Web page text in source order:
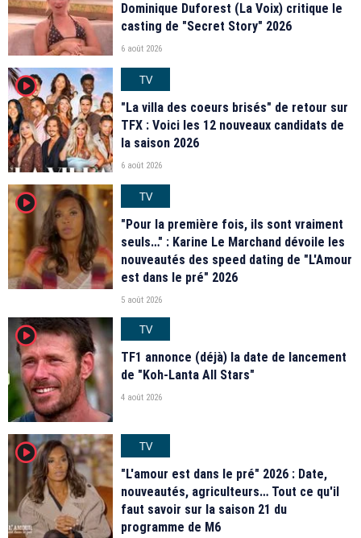
Dominique Duforest (La Voix) critique le
casting de "Secret Story" 2026
6 août 2026
player2
TV
"La villa des coeurs brisés" de retour sur
TFX : Voici les 12 nouveaux candidats de
la saison 2026
6 août 2026
player2
TV
"Pour la première fois, ils sont vraiment
seuls…" : Karine Le Marchand dévoile les
nouveautés des speed dating de "L'Amour
est dans le pré" 2026
5 août 2026
player2
TV
TF1 annonce (déjà) la date de lancement
de "Koh-Lanta All Stars"
4 août 2026
player2
TV
"L'amour est dans le pré" 2026 : Date,
nouveautés, agriculteurs… Tout ce qu'il
faut savoir sur la saison 21 du
programme de M6